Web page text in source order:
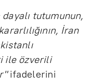
tutumunun,
İran
ile özverili
ifadelerini